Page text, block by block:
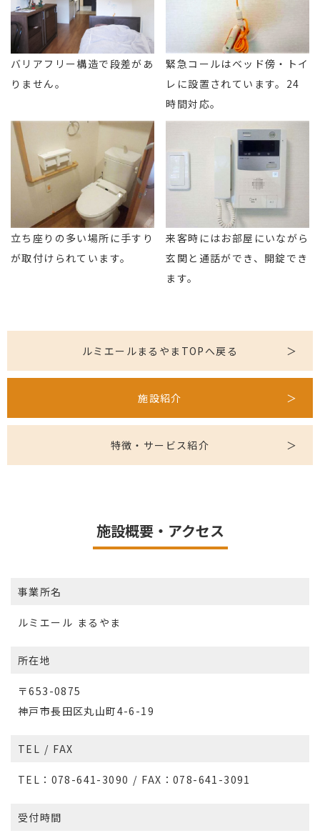
バリアフリー構造で段差があ
りません。
緊急コールはベッド傍・トイ
レに設置されています。24
時間対応。
立ち座りの多い場所に手すり
が取付けられています。
来客時にはお部屋にいながら
玄関と通話ができ、開錠でき
ます。
ルミエールまるやまTOPへ戻る
施設紹介
特徴・サービス紹介
施設概要・アクセス
事業所名
ルミエール まるやま
所在地
〒653-0875
神戸市長田区丸山町4-6-19
TEL / FAX
TEL：078-641-3090 / FAX：078-641-3091
受付時間